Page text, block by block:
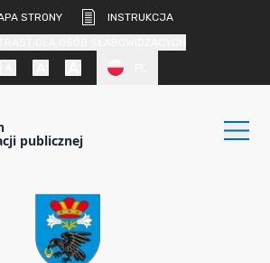
STRONY
INSTRUKCJA
publicznej